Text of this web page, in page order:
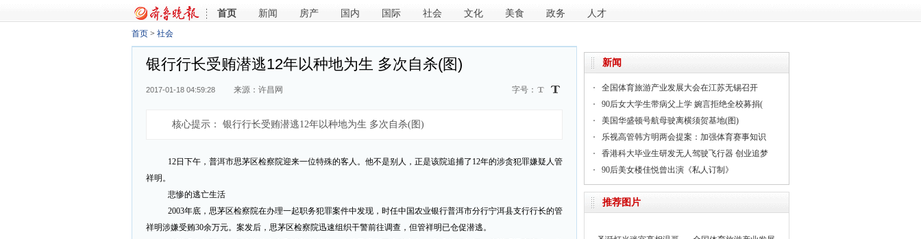
首页 新闻 房产 国内 国际 社会 文化 美食 政务 人才
首页 > 社会
银行行长受贿潜逃12年以种地为生 多次自杀(图)
2017-01-18 04:59:28 来源：许昌网 字号：
核心提示： 银行行长受贿潜逃12年以种地为生 多次自杀(图)
12日下午，普洱市思茅区检察院迎来一位特殊的客人。他不是别人，正是该院追捕了12年的涉贪犯罪嫌疑人管
祥明。
悲惨的逃亡生活
2003年底，思茅区检察院在办理一起职务犯罪案件中发现，时任中国农业银行普洱市分行宁洱县支行行长的管
祥明涉嫌受贿30余万元。案发后，思茅区检察院迅速组织干警前往调查，但管祥明已仓促潜逃。
新闻
全国体育旅游产业发展大会在江苏无锡召开
90后女大学生带病父上学 婉言拒绝全校募捐(
美国华盛顿号航母驶离横须贺基地(图)
乐视高管韩方明两会提案：加强体育赛事知识
香港科大毕业生研发无人驾驶飞行器 创业追梦
90后美女楼佳悦曾出演《私人订制》
推荐图片